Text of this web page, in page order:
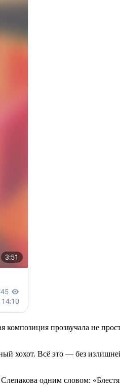
прозвучала не
хохот. Всё это — без
одним словом: